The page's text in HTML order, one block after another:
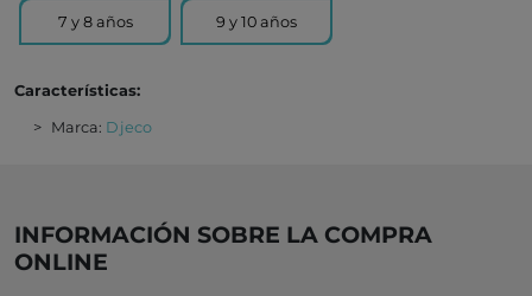
7 y 8 años 9 y 10 años
Características:
Marca: Djeco
INFORMACIÓN SOBRE LA COMPRA
ONLINE